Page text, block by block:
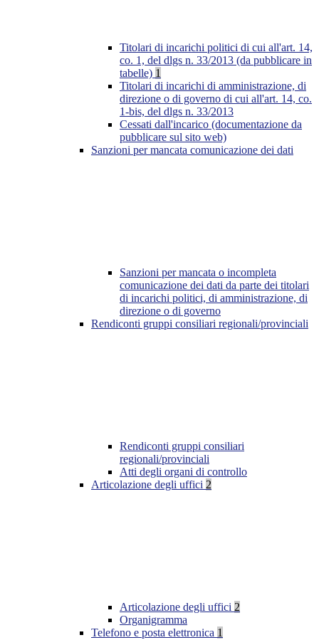
Titolari di incarichi politici di cui all'art. 14,
co. 1, del dlgs n. 33/2013 (da pubblicare in
tabelle) 1
Titolari di incarichi di amministrazione, di
direzione o di governo di cui all'art. 14, co.
1-bis, del dlgs n. 33/2013
Cessati dall'incarico (documentazione da
pubblicare sul sito web)
Sanzioni per mancata comunicazione dei dati
Sanzioni per mancata o incompleta
comunicazione dei dati da parte dei titolari
di incarichi politici, di amministrazione, di
direzione o di governo
Rendiconti gruppi consiliari regionali/provinciali
Rendiconti gruppi consiliari
regionali/provinciali
Atti degli organi di controllo
Articolazione degli uffici 2
Articolazione degli uffici 2
Organigramma
Telefono e posta elettronica 1